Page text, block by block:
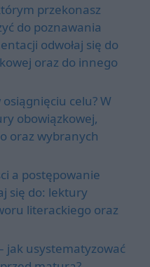
przekonasz
do poznawania
odwołaj się do
oraz do innego
celu? W
obowiązkowej,
oraz wybranych
a postępowanie
się do: lektury
literackiego oraz
jak usystematyzować